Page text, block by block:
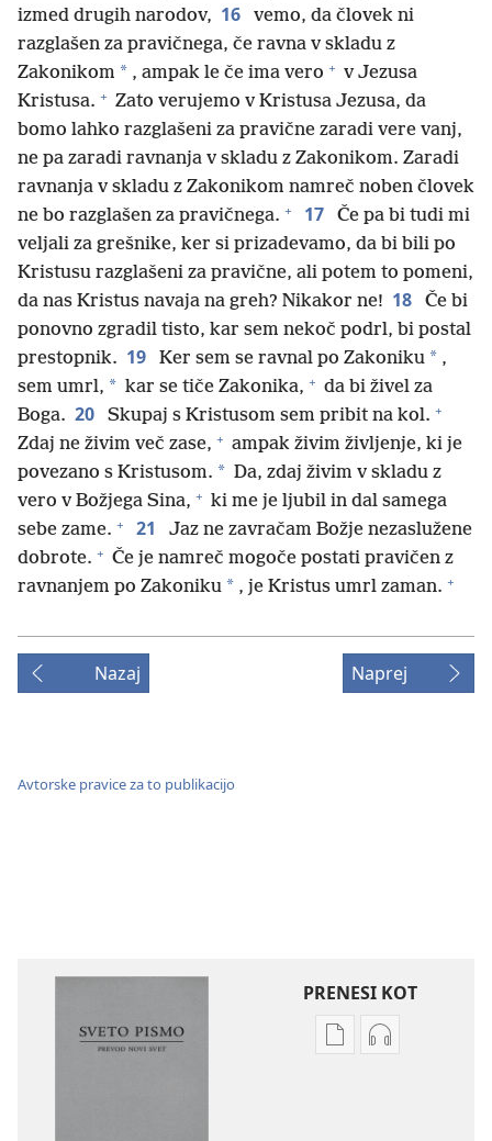
izmed drugih narodov, 16
vemo, da človek ni
razglašen za pravičnega, če ravna v skladu z
Zakonikom * , ampak le če ima vero + v Jezusa
Kristusa. + Zato verujemo v Kristusa Jezusa, da
bomo lahko razglašeni za pravične zaradi vere vanj,
ne pa zaradi ravnanja v skladu z Zakonikom. Zaradi
ravnanja v skladu z Zakonikom namreč noben človek
ne bo razglašen za pravičnega. + 17
Če pa bi tudi mi
veljali za grešnike, ker si prizadevamo, da bi bili po
Kristusu razglašeni za pravične, ali potem to pomeni,
da nas Kristus navaja na greh? Nikakor ne! 18
Če bi
ponovno zgradil tisto, kar sem nekoč podrl, bi postal
prestopnik. 19 Ker sem se ravnal po Zakoniku * ,
sem umrl, * kar se tiče Zakonika, + da bi živel za
Boga. 20 Skupaj s Kristusom sem pribit na kol. +
Zdaj ne živim več zase, + ampak živim življenje, ki je
povezano s Kristusom. * Da, zdaj živim v skladu z
vero v Božjega Sina, + ki me je ljubil in dal samega
sebe zame. + 21
Jaz ne zavračam Božje nezaslužene
dobrote. + Če je namreč mogoče postati pravičen z
ravnanjem po Zakoniku * , je Kristus umrl zaman. +
Nazaj Naprej
Avtorske pravice za to publikacijo
PRENESI KOT
MožnostiMožnosti